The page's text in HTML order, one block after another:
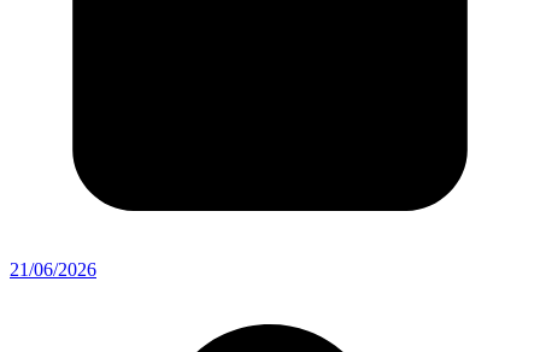
21/06/2026